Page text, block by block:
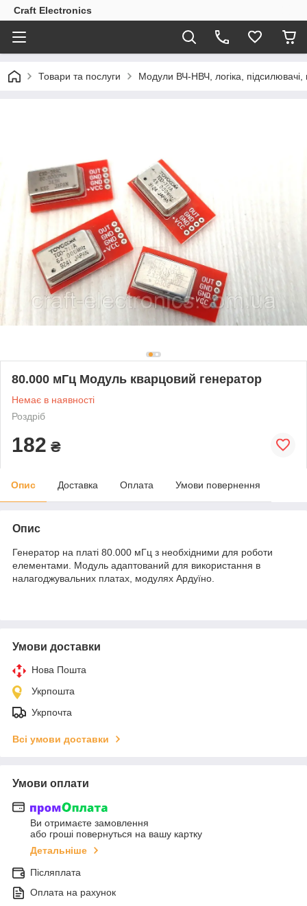
Craft Electronics
Товари та послуги Модули ВЧ-НВЧ, логіка, підсилювачі,
80.000 мГц Модуль кварцовий генератор
Немає в наявності
Роздріб
182 ₴
Опис Доставка Оплата Умови повернення
Опис
Генератор на платі 80.000 мГц з необхідними для роботи
елементами. Модуль адаптований для використання в
налагоджувальних платах, модулях Ардуїно.
Умови доставки
Нова Пошта
Укрпошта
Укрпочта
Всі умови доставки
Умови оплати
Ви отримаєте замовлення
або гроші повернуться на вашу картку
Детальніше
Післяплата
Оплата на рахунок